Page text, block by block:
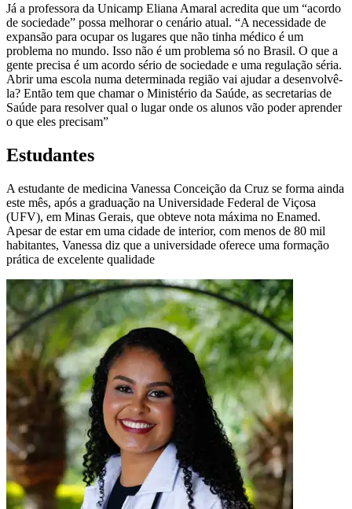
Já a professora da Unicamp Eliana Amaral acredita que um “acordo
de sociedade” possa melhorar o cenário atual. “A necessidade de
expansão para ocupar os lugares que não tinha médico é um
problema no mundo. Isso não é um problema só no Brasil. O que a
gente precisa é um acordo sério de sociedade e uma regulação séria.
Abrir uma escola numa determinada região vai ajudar a desenvolvê-
la? Então tem que chamar o Ministério da Saúde, as secretarias de
Saúde para resolver qual o lugar onde os alunos vão poder aprender
o que eles precisam”
Estudantes
A estudante de medicina Vanessa Conceição da Cruz se forma ainda
este mês, após a graduação na Universidade Federal de Viçosa
(UFV), em Minas Gerais, que obteve nota máxima no Enamed.
Apesar de estar em uma cidade de interior, com menos de 80 mil
habitantes, Vanessa diz que a universidade oferece uma formação
prática de excelente qualidade